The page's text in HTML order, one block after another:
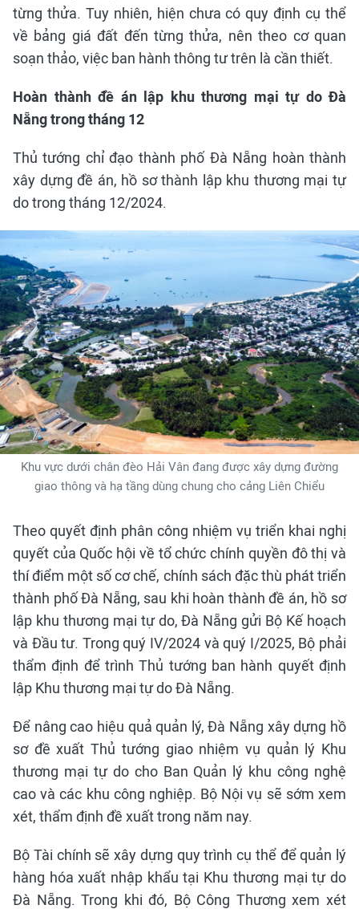
từng thửa. Tuy nhiên, hiện chưa có quy định cụ thể
về bảng giá đất đến từng thửa, nên theo cơ quan
soạn thảo, việc ban hành thông tư trên là cần thiết.
Hoàn thành đề án lập khu thương mại tự do Đà
Nẵng trong tháng 12
Thủ tướng chỉ đạo thành phố Đà Nẵng hoàn thành
xây dựng đề án, hồ sơ thành lập khu thương mại tự
do trong tháng 12/2024.
Khu vực dưới chân đèo Hải Vân đang được xây dựng đường
giao thông và hạ tầng dùng chung cho cảng Liên Chiểu
Theo quyết định phân công nhiệm vụ triển khai nghị
quyết của Quốc hội về tổ chức chính quyền đô thị và
thí điểm một số cơ chế, chính sách đặc thù phát triển
thành phố Đà Nẵng, sau khi hoàn thành đề án, hồ sơ
lập khu thương mại tự do, Đà Nẵng gửi Bộ Kế hoạch
và Đầu tư. Trong quý IV/2024 và quý I/2025, Bộ phải
thẩm định để trình Thủ tướng ban hành quyết định
lập Khu thương mại tự do Đà Nẵng.
Để nâng cao hiệu quả quản lý, Đà Nẵng xây dựng hồ
sơ đề xuất Thủ tướng giao nhiệm vụ quản lý Khu
thương mại tự do cho Ban Quản lý khu công nghệ
cao và các khu công nghiệp. Bộ Nội vụ sẽ sớm xem
xét, thẩm định đề xuất trong năm nay.
Bộ Tài chính sẽ xây dựng quy trình cụ thể để quản lý
hàng hóa xuất nhập khẩu tại Khu thương mại tự do
Đà Nẵng. Trong khi đó, Bộ Công Thương xem xét